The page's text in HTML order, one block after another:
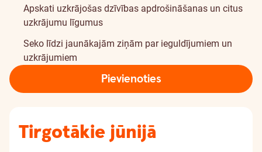
Apskati uzkrājošas dzīvības apdrošināšanas un citus
uzkrājumu līgumus
Seko līdzi jaunākajām ziņām par ieguldījumiem un
uzkrājumiem
Pievienoties
Tirgotākie jūnijā